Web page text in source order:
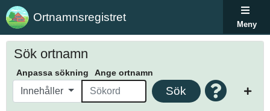
Ortnamnsregistret
Meny
Sök ortnamn
Anpassa sökning Ange ortnamn
Innehåller Sök